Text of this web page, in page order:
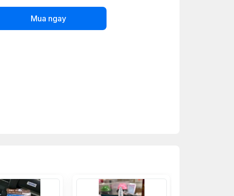
Mua ngay